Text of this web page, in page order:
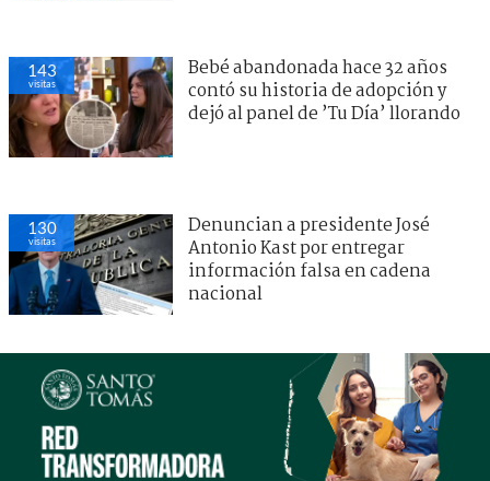
143
visitas
Bebé abandonada hace 32 años
contó su historia de adopción y
dejó al panel de ’Tu Día’ llorando
130
visitas
Denuncian a presidente José
Antonio Kast por entregar
información falsa en cadena
nacional